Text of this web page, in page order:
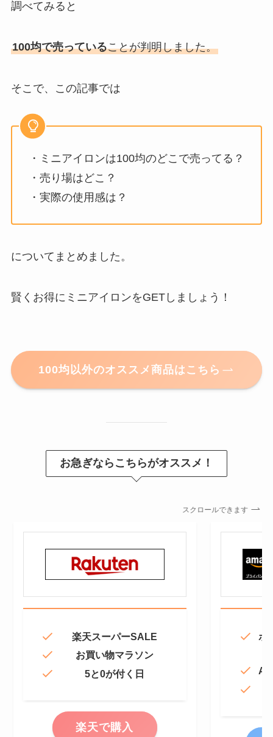
調べてみると
100均で売っていることが判明しました。
そこで、この記事では
・ミニアイロンは100均のどこで売ってる？
・売り場はどこ？
・実際の使用感は？
についてまとめました。
賢くお得にミニアイロンをGETしましょう！
100均以外のオススメ商品はこちら
お急ぎならこちらがオススメ！
スクロールできます
楽天スーパーSALE
お買い物マラソン
5と0が付く日
楽天で購入
ポ